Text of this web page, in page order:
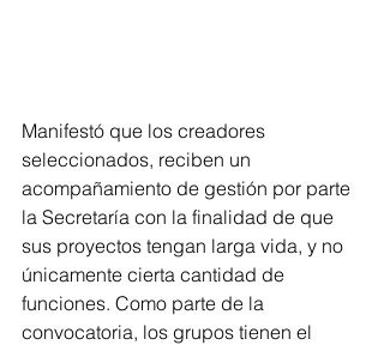
Manifestó que los creadores
seleccionados, reciben un
acompañamiento de gestión por parte
la Secretaría con la finalidad de que
sus proyectos tengan larga vida, y no
únicamente cierta cantidad de
funciones. Como parte de la
convocatoria, los grupos tienen el